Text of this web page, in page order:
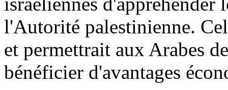
l'Autorité palestinienne.
et permettrait aux Arabes
bénéficier d'avantages